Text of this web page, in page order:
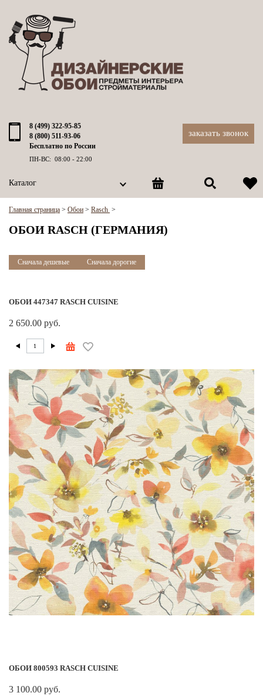
8 (499) 322-95-85
8 (800) 511-93-06
Бесплатно по России
ПН-ВС: 08:00 - 22:00
заказать звонок
Каталог
Главная страница > Обои > Rasch >
ОБОИ RASCH (ГЕРМАНИЯ)
Сначала дешевые Сначала дорогие
ОБОИ 447347 RASCH CUISINE
2 650.00 руб.
ОБОИ 800593 RASCH CUISINE
3 100.00 руб.